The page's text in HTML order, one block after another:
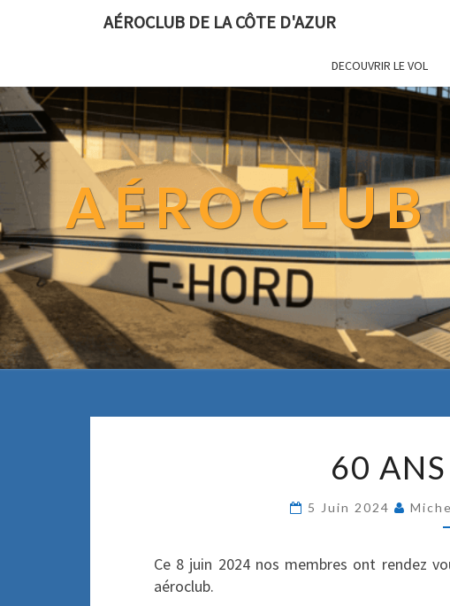
AÉROCLUB DE LA CÔTE D'AZUR
DECOUVRIR LE VOL
60 ANS
5 Juin 2024
Ce 8 juin 2024 nos membres ont rendez
aéroclub.